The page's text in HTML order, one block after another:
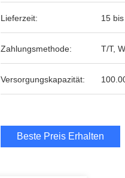
Lieferzeit: 15
Zahlungsmethode: T/T,
Versorgungskapazität:
Beste Preis Erhalten